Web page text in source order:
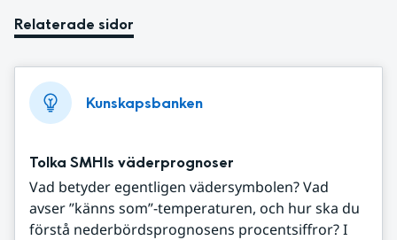
Relaterade sidor
Kunskapsbanken
Tolka SMHIs väderprognoser
Vad betyder egentligen vädersymbolen? Vad
avser ”känns som”-temperaturen, och hur ska du
förstå nederbördsprognosens procentsiffror? I